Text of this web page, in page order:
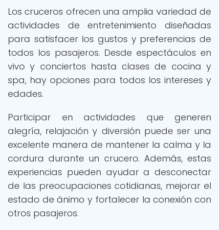
Los cruceros ofrecen una amplia variedad de
actividades de entretenimiento diseñadas
para satisfacer los gustos y preferencias de
todos los pasajeros. Desde espectáculos en
vivo y conciertos hasta clases de cocina y
spa, hay opciones para todos los intereses y
edades.
Participar en actividades que generen
alegría, relajación y diversión puede ser una
excelente manera de mantener la calma y la
cordura durante un crucero. Además, estas
experiencias pueden ayudar a desconectar
de las preocupaciones cotidianas, mejorar el
estado de ánimo y fortalecer la conexión con
otros pasajeros.